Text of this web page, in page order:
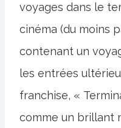
voyages dans le
cinéma (du moins
contenant un
les entrées
franchise, «
comme un brillant